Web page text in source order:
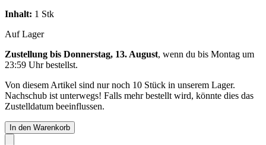
Inhalt: 1 Stk
Auf Lager
Zustellung bis Donnerstag, 13. August, wenn du bis Montag um
23:59 Uhrbestellst.
Von diesem Artikel sind nur noch 10 Stück in unserem Lager.
Nachschub ist unterwegs! Falls mehr bestellt wird, könnte dies das
Zustelldatum beeinflussen.
In den Warenkorb